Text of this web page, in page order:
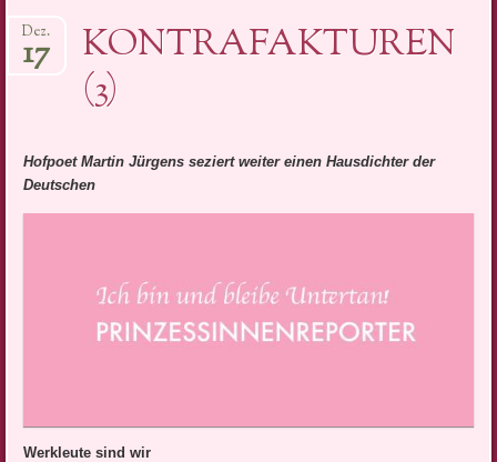
KONTRAFAKTUREN
(3)
Dez.
17
Hofpoet Martin Jürgens seziert weiter einen Hausdichter der
Deutschen
Werkleute sind wir